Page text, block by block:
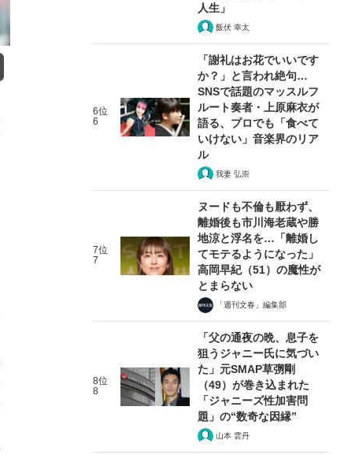
人生」
飯伏 幸太
6位
6
「謝礼はお花でいいです
か？」と言われ絶句…
SNSで話題のマッスルフ
ルート奏者・上原麻衣が
語る、プロでも「食べて
いけない」音楽界のリア
ル
我妻 弘崇
7位
7
ヌードも不倫も厭わず、
離婚後も市川海老蔵や勝
地涼と浮名を…「離婚し
てモテるようになった」
高岡早紀（51）の魔性が
とまらない
「週刊文春」編集部
8位
8
「父の通夜の晩、息子を
狙うジャニー氏に気づい
た」元SMAP草彅剛
（49）が巻き込まれた
「ジャニーズ性加害問
題」の“数奇な因縁”
山本 雲丹